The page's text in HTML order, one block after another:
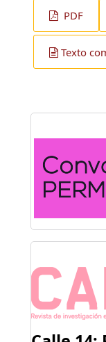
PDF
Texto